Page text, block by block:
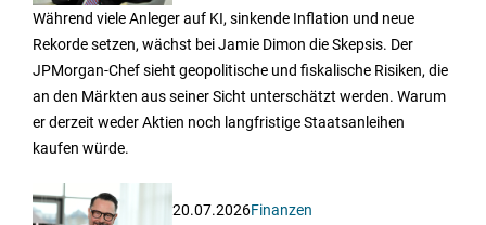
Während viele Anleger auf KI, sinkende Inflation und neue
Rekorde setzen, wächst bei Jamie Dimon die Skepsis. Der
JPMorgan-Chef sieht geopolitische und fiskalische Risiken, die
an den Märkten aus seiner Sicht unterschätzt werden. Warum
er derzeit weder Aktien noch langfristige Staatsanleihen
kaufen würde.
20.07.2026Finanzen